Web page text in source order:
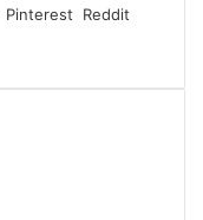
Pinterest
Reddit